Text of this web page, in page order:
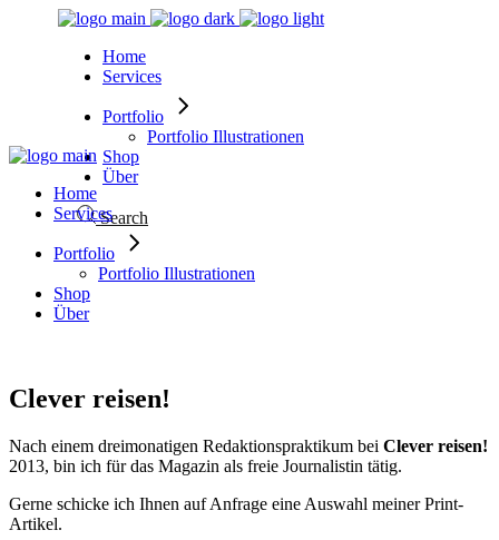
Home
Services
Portfolio
Portfolio Illustrationen
Shop
Über
Search
Home
Services
Portfolio
Portfolio Illustrationen
Shop
Über
Clever reisen!
Nach einem dreimonatigen Redaktionspraktikum bei Clever reisen!
2013, bin ich für das Magazin als freie Journalistin tätig.
Gerne schicke ich Ihnen auf Anfrage eine Auswahl meiner Print-
Artikel.